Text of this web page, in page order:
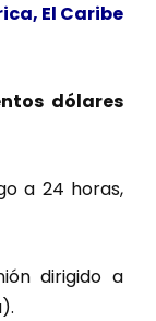
El Caribe
dólares
a 24 horas,
dirigido a